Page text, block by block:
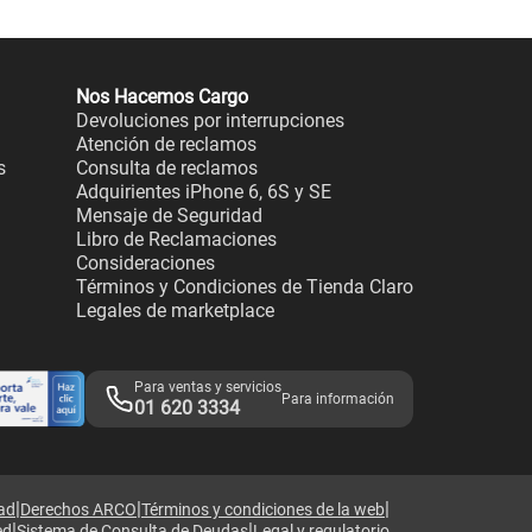
Nos Hacemos Cargo
Devoluciones por interrupciones
Atención de reclamos
Consulta de reclamos
Adquirientes iPhone 6, 6S y SE
Mensaje de Seguridad
Libro de Reclamaciones
Consideraciones
Términos y Condiciones de Tienda Claro
Legales de marketplace
Para ventas y servicios
01 620 3334 Para información
|Derechos ARCO|Términos y condiciones de la web|